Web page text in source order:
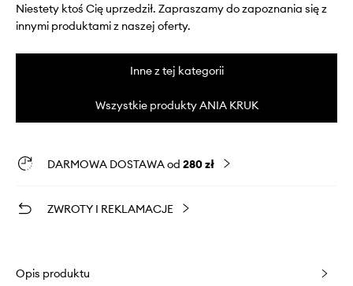
Niestety ktoś Cię uprzedził. Zapraszamy do zapoznania się z
innymi produktami z naszej oferty.
Inne z tej kategorii
Wszystkie produkty ANIA KRUK
DARMOWA DOSTAWA od 280 zł
ZWROTY I REKLAMACJE
Opis produktu